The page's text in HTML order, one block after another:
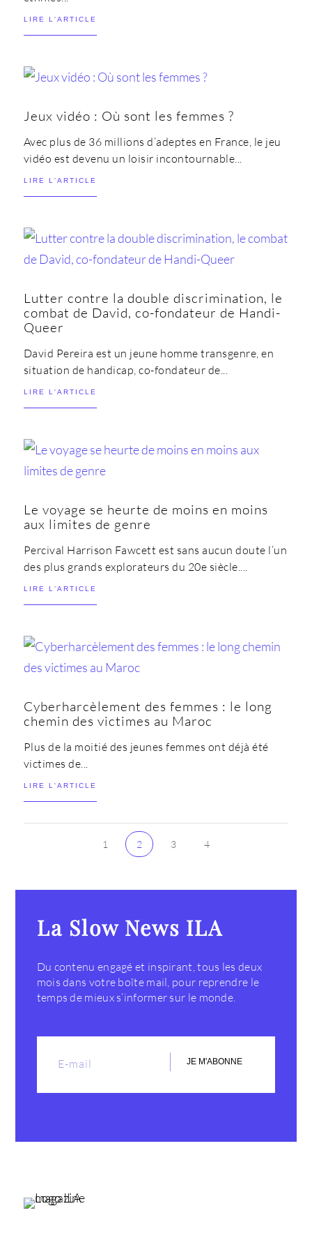
LIRE L'ARTICLE
Jeux vidéo : Où sont les femmes ?
Avec plus de 36 millions d’adeptes en France, le jeu
vidéo est devenu un loisir incontournable...
LIRE L'ARTICLE
Lutter contre la double discrimination, le
combat de David, co-fondateur de Handi-
Queer
David Pereira est un jeune homme transgenre, en
situation de handicap, co-fondateur de...
LIRE L'ARTICLE
Le voyage se heurte de moins en moins
aux limites de genre
Percival Harrison Fawcett est sans aucun doute l’un
des plus grands explorateurs du 20e siècle....
LIRE L'ARTICLE
Cyberharcèlement des femmes : le long
chemin des victimes au Maroc
Plus de la moitié des jeunes femmes ont déjà été
victimes de...
LIRE L'ARTICLE
1 2 3 4
La Slow News ILA
Du contenu engagé et inspirant, tous les deux
mois dans votre boîte mail, pour reprendre le
temps de mieux s’informer sur le monde.
JE M'ABONNE